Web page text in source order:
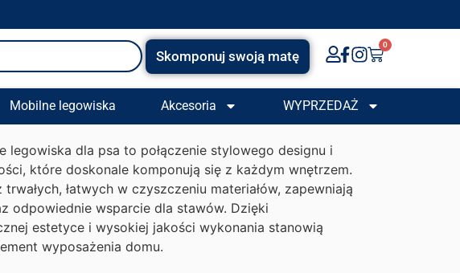
Skomponuj swoją matę
0
Mobilne legowiska Akcesoria WYPRZEDAŻ
legowiska dla psa to połączenie stylowego designu i
które doskonale komponują się z każdym wnętrzem.
trwałych, łatwych w czyszczeniu materiałów, zapewniają
odpowiednie wsparcie dla stawów. Dzięki
estetyce i wysokiej jakości wykonania stanowią
wyposażenia domu.